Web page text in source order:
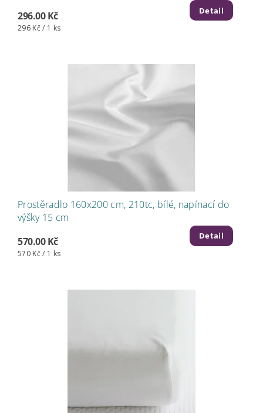
296.00 Kč
296 Kč / 1 ks
Detail
Prostěradlo 160x200 cm, 210tc, bílé, napínací do
výšky 15 cm
570.00 Kč
570 Kč / 1 ks
Detail